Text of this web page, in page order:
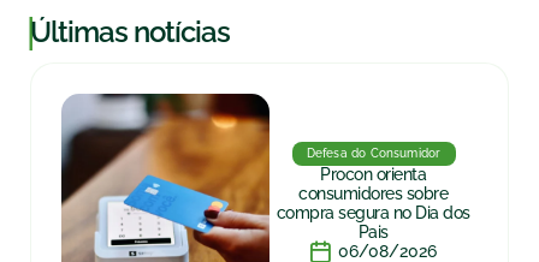
|Últimas notícias
Defesa do Consumidor
Procon orienta
consumidores sobre
compra segura no Dia dos
Pais
06/08/2026